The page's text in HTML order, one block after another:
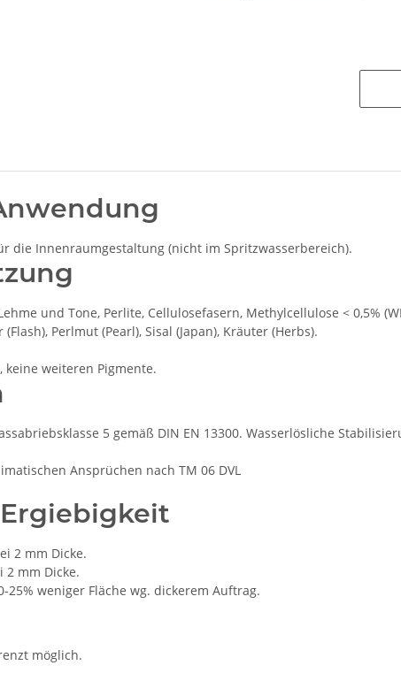
die Innenraumgestaltung (nicht im Spritzwasserbereich).
und Tone, Perlite, Cellulosefasern, Methylcellulose < 0,5%
Perlmut (Pearl), Sisal (Japan), Kräuter (Herbs).
weiteren Pigmente.
5 gemäß DIN EN 13300. Wasserlösliche
Ansprüchen nach TM 06 DVL
2 mm Dicke.
2 mm Dicke.
weniger Fläche wg. dickerem Auftrag.
möglich.